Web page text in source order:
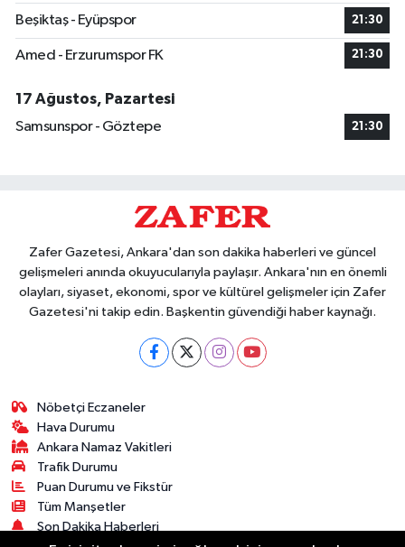
Beşiktaş - Eyüpspor 21:30
Amed - Erzurumspor FK 21:30
17 Ağustos, Pazartesi
Samsunspor - Göztepe
21:30
Zafer Gazetesi, Ankara'dan son dakika haberleri ve güncel
gelişmeleri anında okuyucularıyla paylaşır. Ankara'nın en önemli
olayları, siyaset, ekonomi, spor ve kültürel gelişmeler için Zafer
Gazetesi'ni takip edin. Başkentin güvendiği haber kaynağı.
Nöbetçi Eczaneler
Hava Durumu
Ankara Namaz Vakitleri
Trafik Durumu
Puan Durumu ve Fikstür
Tüm Manşetler
Son Dakika Haberleri